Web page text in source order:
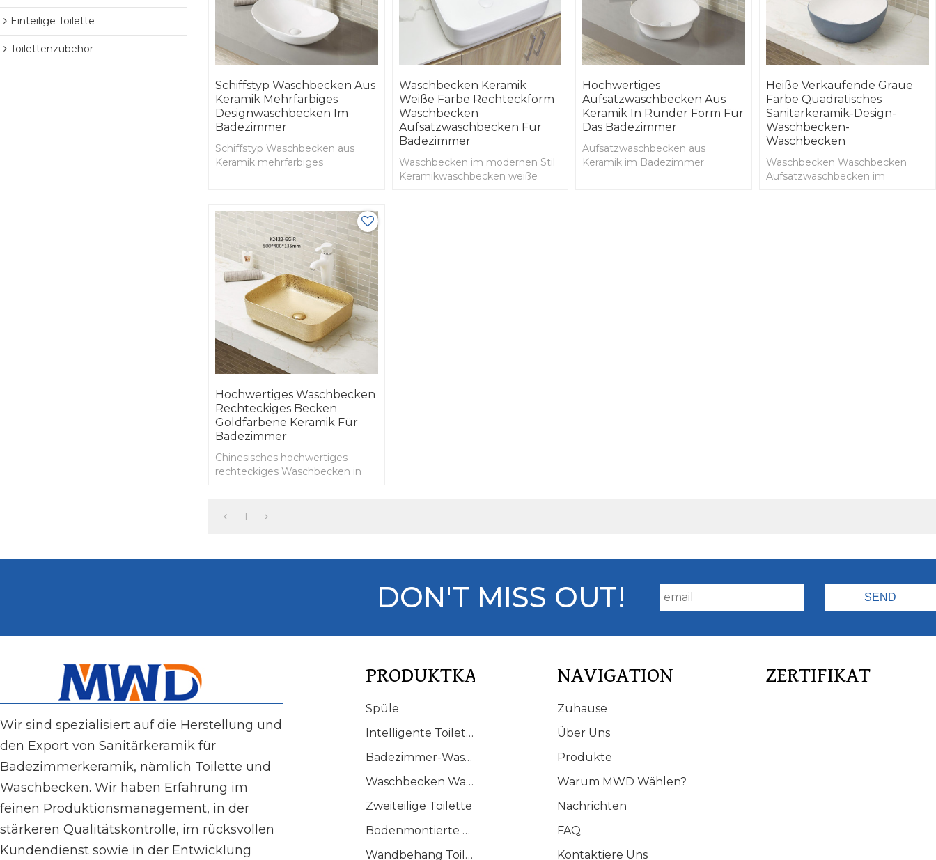
Einteilige Toilette
Toilettenzubehör
Schiffstyp Waschbecken Aus
Keramik Mehrfarbiges
Designwaschbecken Im
Badezimmer
Schiffstyp Waschbecken aus
Keramik mehrfarbiges
Waschbecken Keramik
Weiße Farbe Rechteckform
Waschbecken
Aufsatzwaschbecken Für
Badezimmer
Waschbecken im modernen Stil
Keramikwaschbecken weiße
Hochwertiges
Aufsatzwaschbecken Aus
Keramik In Runder Form Für
Das Badezimmer
Aufsatzwaschbecken aus
Keramik im Badezimmer
Heiße Verkaufende Graue
Farbe Quadratisches
Sanitärkeramik-Design-
Waschbecken-
Waschbecken
Waschbecken Waschbecken
Aufsatzwaschbecken im
Hochwertiges Waschbecken
Rechteckiges Becken
Goldfarbene Keramik Für
Badezimmer
Chinesisches hochwertiges
rechteckiges Waschbecken in
1
DON'T MISS OUT!
Wir sind spezialisiert auf die Herstellung und
den Export von Sanitärkeramik für
Badezimmerkeramik, nämlich Toilette und
Waschbecken. Wir haben Erfahrung im
feinen Produktionsmanagement, in der
stärkeren Qualitätskontrolle, im rücksvollen
Kundendienst sowie in der Entwicklung
PRODUKTKATALOG
Spüle
Intelligente Toilette
Badezimmer-Waschtisch
Waschbecken Waschbecken
Zweiteilige Toilette
Bodenmontierte Toilette
Wandbehang Toilette
NAVIGATION
Zuhause
Über Uns
Produkte
Warum MWD Wählen?
Nachrichten
FAQ
Kontaktiere Uns
ZERTIFIKAT